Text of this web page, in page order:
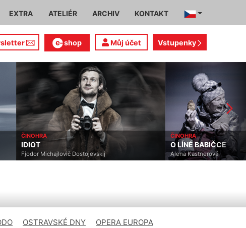
EXTRA ATELIÉR ARCHIV KONTAKT
shop Můj účet Vstupenky
ČINOHRA
IDIOT
Fjodor Michajlovič Dostojevskij
ČINOHRA
O LÍNÉ BABIČCE
Alena Kastnerová
OSTRAVSKÉ DNY
OPERA EUROPA